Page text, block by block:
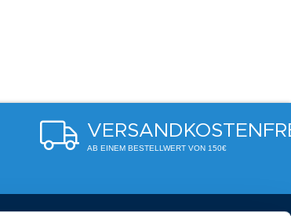
AB EINEM BESTELLWERT VON 150€